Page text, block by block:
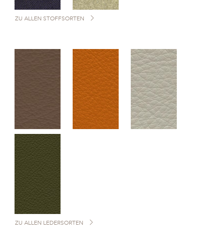
ZU ALLEN STOFFSORTEN
ZU ALLEN LEDERSORTEN